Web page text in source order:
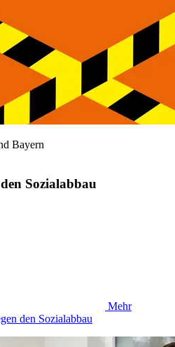
Bayern
Sozialabbau
Mehr
den Sozialabbau